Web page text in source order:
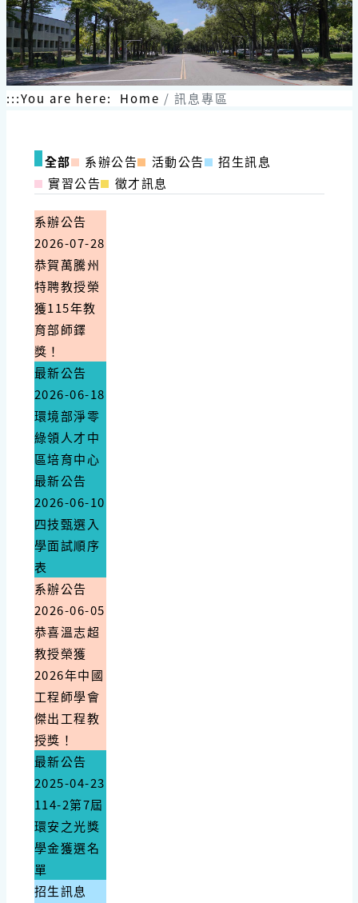
:::You are here: Home 訊息專區
全部 系辦公告 活動公告
招生訊息
實習公告
徵才訊息
系辦公告
2026-07-28
恭賀萬騰州
特聘教授榮
獲115年教
育部師鐸
獎！
最新公告
2026-06-18
環境部淨零
綠領人才中
區培育中心
最新公告
2026-06-10
四技甄選入
學面試順序
表
系辦公告
2026-06-05
恭喜溫志超
教授榮獲
2026年中國
工程師學會
傑出工程教
授獎！
最新公告
2025-04-23
114-2第7屆
環安之光獎
學金獲選名
單
招生訊息